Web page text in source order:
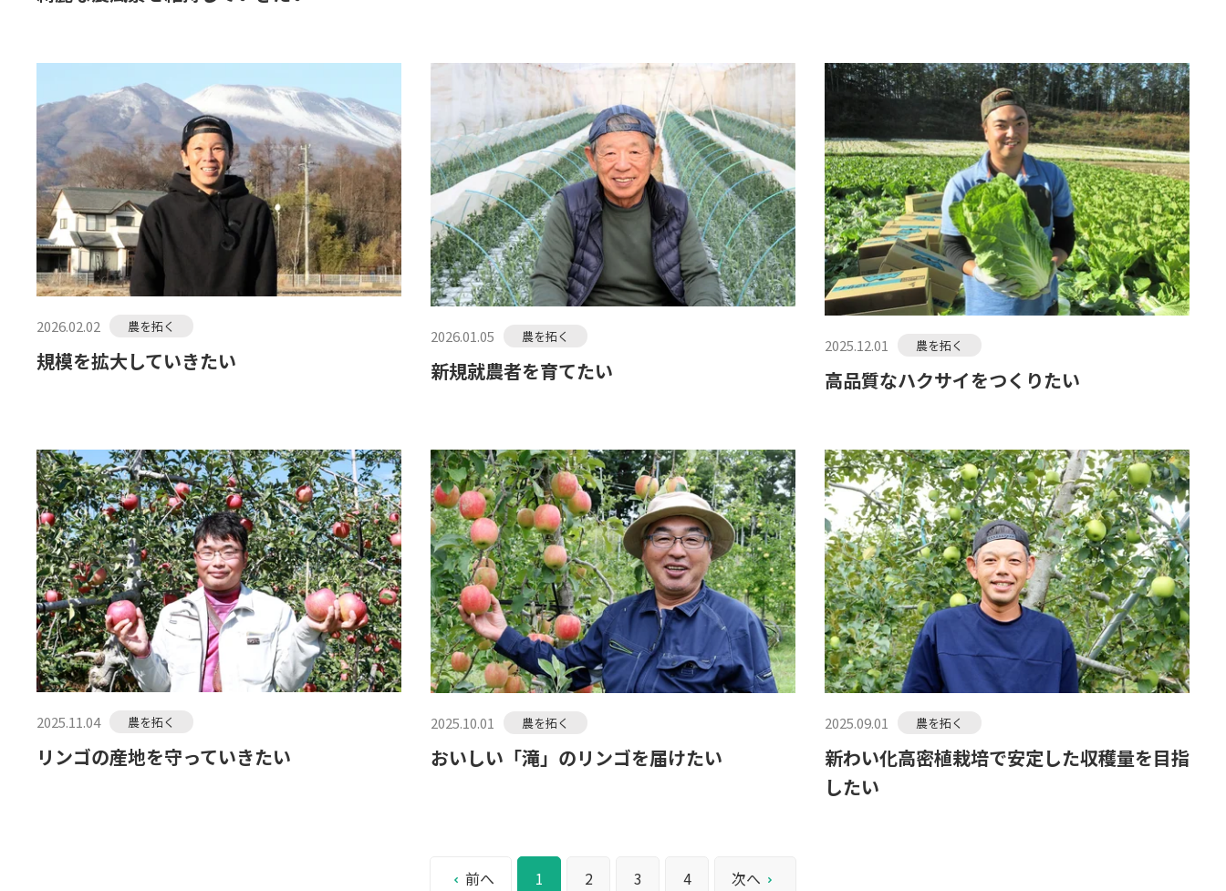
2026.02.02 農を拓く
規模を拡大していきたい
2026.01.05 農を拓く
新規就農者を育てたい
2025.12.01 農を拓く
高品質なハクサイをつくりたい
2025.11.04 農を拓く
リンゴの産地を守っていきたい
2025.10.01 農を拓く
おいしい「滝」のリンゴを届けたい
2025.09.01 農を拓く
新わい化高密植栽培で安定した収穫量を目指
したい
前へ 1 2 3 4 次へ